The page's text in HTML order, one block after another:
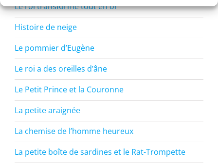
Le roi transforme tout en or
Histoire de neige
Le pommier d’Eugène
Le roi a des oreilles d’âne
Le Petit Prince et la Couronne
La petite araignée
La chemise de l’homme heureux
La petite boîte de sardines et le Rat-Trompette